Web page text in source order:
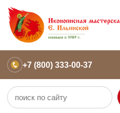
+7 (800) 333-00-37